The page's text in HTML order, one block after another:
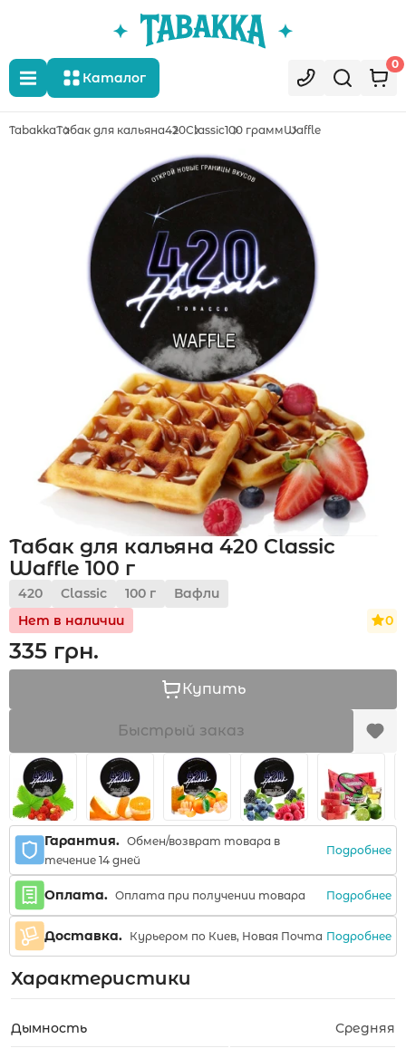
Каталог
0
Акции
Укр
TabakkaТабак для кальяна420Classic100 граммWaffle
Табак для кальяна 420 Classic
Waffle 100 г
420 Classic 100 г
Вафли
Нет в наличии
0
335 грн.
Купить
Быстрый заказ
Гарантия. Обмен/возврат товара в
течение 14 дней
Подробнее
Оплата. Оплата при получении товара Подробнее
Доставка. Курьером по Киев, Новая Почта Подробнее
Характеристики
Дымность Средняя